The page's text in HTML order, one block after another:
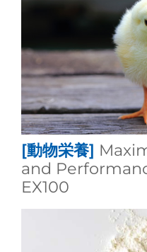
[動物栄養]
and
EX100